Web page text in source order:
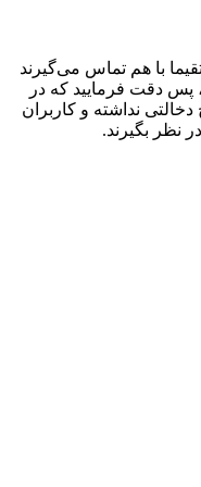
با هم تماس می‌گیرند
پس دقت فرمایید که در
نداشته و کاربران
نظر بگیرند.